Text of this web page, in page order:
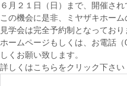
６月２１日（日）まで、開催され
この機会に是非、ミヤザキホー
見学会は完全予約制となっており
ホームページもしくは、お電話
しくお願い致します。
詳しくはこちらをクリック下さい